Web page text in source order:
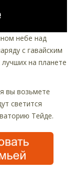
небе над
с гавайским
на планете
вы возьмете
светится
Тейде.